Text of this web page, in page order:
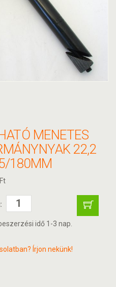
MENETES
22,2
180MM
idő 1-3 nap.
Írjon nekünk!